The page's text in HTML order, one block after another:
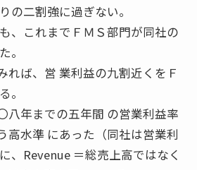
の二割強に過ぎない。
、これまでＦＭＳ部門が同社の
。
れば、営 業利益の九割近くをＦ
。
八年までの五年間 の営業利益率
高水準 にあった（同社は営業利
、Revenue ＝総売上高ではなく